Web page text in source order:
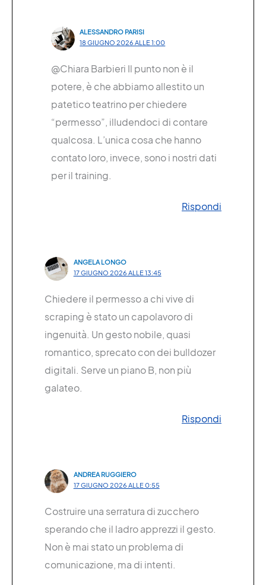
ALESSANDRO PARISI
18 GIUGNO 2026 ALLE 1:00
@Chiara Barbieri Il punto non è il
potere, è che abbiamo allestito un
patetico teatrino per chiedere
“permesso”, illudendoci di contare
qualcosa. L’unica cosa che hanno
contato loro, invece, sono i nostri dati
per il training.
Rispondi
ANGELA LONGO
17 GIUGNO 2026 ALLE 13:45
Chiedere il permesso a chi vive di
scraping è stato un capolavoro di
ingenuità. Un gesto nobile, quasi
romantico, sprecato con dei bulldozer
digitali. Serve un piano B, non più
galateo.
Rispondi
ANDREA RUGGIERO
17 GIUGNO 2026 ALLE 0:55
Costruire una serratura di zucchero
sperando che il ladro apprezzi il gesto.
Non è mai stato un problema di
comunicazione, ma di intenti.